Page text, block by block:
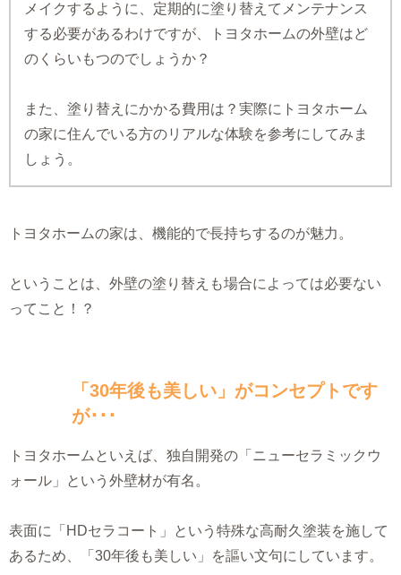
メイクするように、定期的に塗り替えてメンテナンス
する必要があるわけですが、トヨタホームの外壁はど
のくらいもつのでしょうか？
また、塗り替えにかかる費用は？実際にトヨタホーム
の家に住んでいる方のリアルな体験を参考にしてみま
しょう。
トヨタホームの家は、機能的で長持ちするのが魅力。
ということは、外壁の塗り替えも場合によっては必要ない
ってこと！？
「30年後も美しい」がコンセプトです
が･･･
トヨタホームといえば、独自開発の「ニューセラミックウ
ォール」という外壁材が有名。
表面に「HDセラコート」という特殊な高耐久塗装を施して
あるため、「30年後も美しい」を謳い文句にしています。